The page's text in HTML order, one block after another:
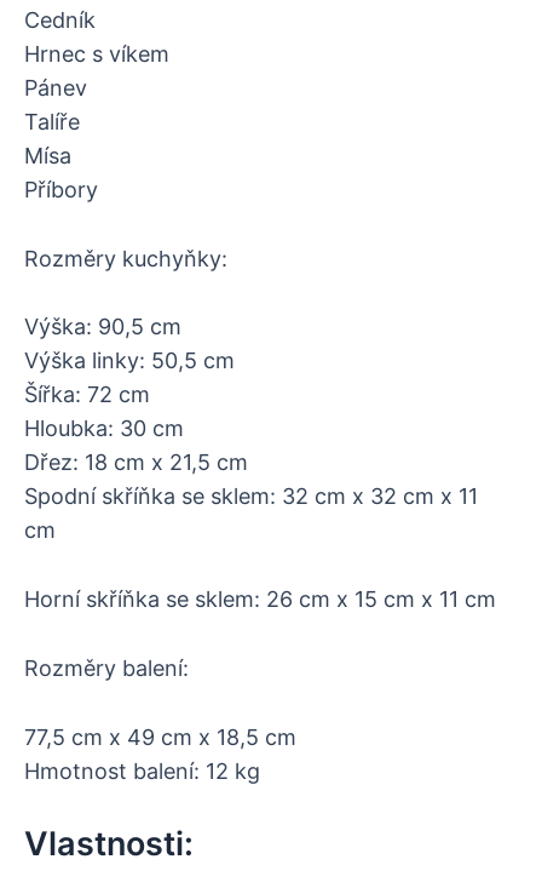
Cedník
Hrnec s víkem
Pánev
Talíře
Mísa
Příbory
Rozměry kuchyňky:
Výška: 90,5 cm
Výška linky: 50,5 cm
Šířka: 72 cm
Hloubka: 30 cm
Dřez: 18 cm x 21,5 cm
Spodní skříňka se sklem: 32 cm x 32 cm x 11
cm
Horní skříňka se sklem: 26 cm x 15 cm x 11 cm
Rozměry balení:
77,5 cm x 49 cm x 18,5 cm
Hmotnost balení: 12 kg
Vlastnosti: